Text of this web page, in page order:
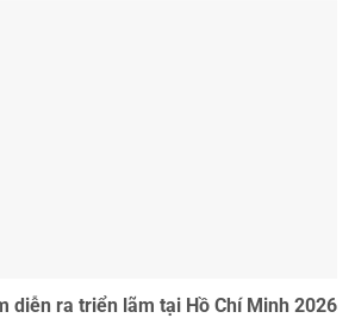
diễn ra triển lãm tại Hồ Chí Minh 2026